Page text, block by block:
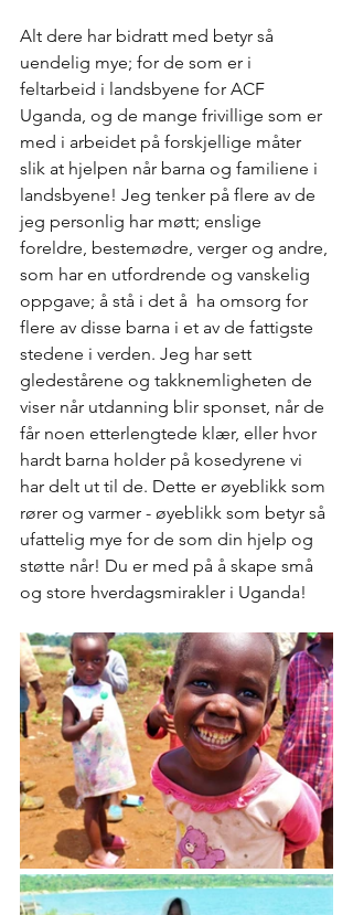
Alt dere har bidratt med betyr så
uendelig mye; for de som er i
feltarbeid i landsbyene for ACF
Uganda, og de mange frivillige som er
med i arbeidet på forskjellige måter
slik at hjelpen når barna og familiene i
landsbyene! Jeg tenker på flere av de
jeg personlig har møtt; enslige
foreldre, bestemødre, verger og andre,
som har en utfordrende og vanskelig
oppgave; å stå i det å  ha omsorg for
flere av disse barna i et av de fattigste
stedene i verden. Jeg har sett
gledestårene og takknemligheten de
viser når utdanning blir sponset, når de
får noen etterlengtede klær, eller hvor
hardt barna holder på kosedyrene vi
har delt ut til de. Dette er øyeblikk som
rører og varmer - øyeblikk som betyr så
ufattelig mye for de som din hjelp og
støtte når! Du er med på å skape små
og store hverdagsmirakler i Uganda!